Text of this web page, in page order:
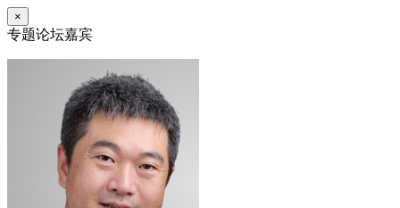
×
专题论坛嘉宾